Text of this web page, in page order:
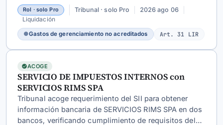
delart. 97 N°11 CT
por falta de retardo en enterar
impuestos.
Rol · solo Pro Tribunal · solo Pro
2026 ago 06
Liquidación
●Gastos de gerenciamiento no acreditados Art. 31 LIR
ACOGE
SERVICIO DE IMPUESTOS INTERNOS con
SERVICIOS RIMS SPA
Tribunal acoge requerimiento del SII para obtener
información bancaria de SERVICIOS RIMS SPA en dos
bancos, verificando cumplimiento de requisitos del